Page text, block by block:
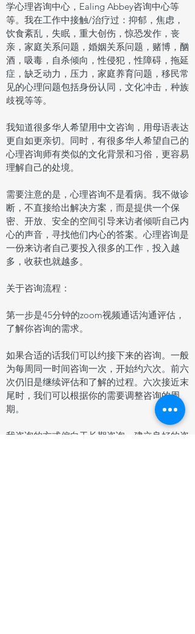
学心理咨询中心，Ealing Abbey咨询中心等
等。我在工作中接触/治疗过：抑郁，焦虑，
饮食紊乱，失眠，重大创伤，惊恐发作，丧
亲，家庭关系问题，婚姻关系问题，赌博，酗
酒，吸毒，自杀倾向，性侵犯，性障碍，拖延
症，缺乏动力，压力，家庭养育问题，移民常
见的心理问题包括身份认同，文化冲击，种族
歧视等等。
我知道很多华人希望用中文咨询，用母语表达
更自如更亲切。同时，有很多华人希望自己的
心理咨询师有类似的文化背景和习俗，更容易
理解自己的处境。
需要注意的是，心理咨询不是看病。我不做诊
断，不直接给出解决方案，而是提供一个保
密、开放、安全的空间引导来访者倾听自己内
心的声音，寻找他们内心的答案。心理咨询是
一份来访者自己要投入很多的工作，投入越
多，收获也就越多。
关于咨询流程：
第一步是45分钟的zoom视频通话沟通评估，
了解你咨询的需求。
如果合适的话我们可以约接下来的咨询。一般
为每周同一时间咨询一次，开始约六次。前六
次仍旧是继续评估和了解的过程。六次接近末
尾时，我们可以根据你的需要调整咨询的周
期。
我咨询的方式偏向于长期咨询，建立良好的咨